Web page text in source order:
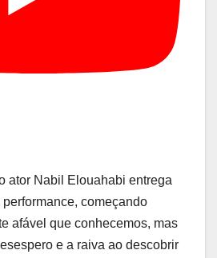
ator Nabil Elouahabi entrega
performance, começando
afável que conhecemos, mas
e a raiva ao descobrir